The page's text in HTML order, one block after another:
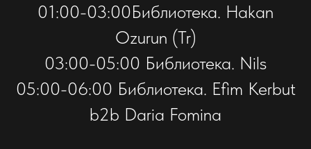
01:00-03:00Библиотека. Hakan
Ozurun (Tr)
03:00-05:00 Библиотека. Nils
05:00-06:00 Библиотека. Efim Kerbut
b2b Daria Fomina